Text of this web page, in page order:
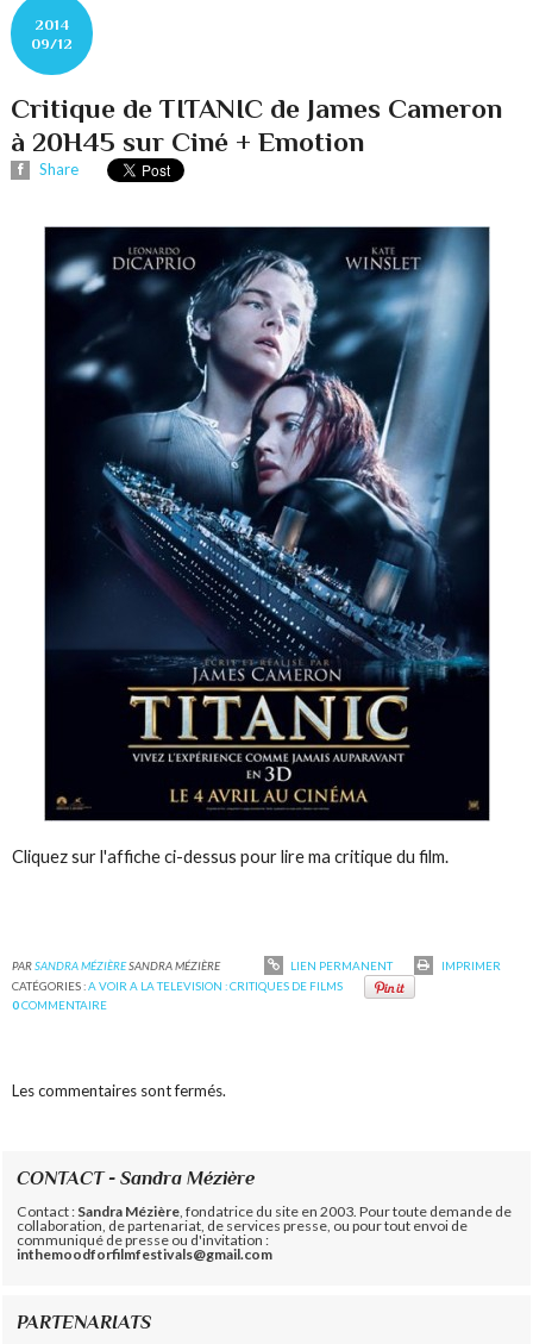
2014
09/12
Critique de TITANIC de James Cameron
à 20H45 sur Ciné + Emotion
Share
Cliquez sur l'affiche ci-dessus pour lire ma critique du film.
PARSANDRA MÉZIÈRESANDRA MÉZIÈRE LIEN PERMANENT
IMPRIMER
CATÉGORIES :A VOIR A LA TELEVISION : CRITIQUES DE FILMS
0COMMENTAIRE
Les commentaires sont fermés.
CONTACT - Sandra Mézière
Contact : Sandra Mézière , fondatrice du site en 2003. Pour toute demande de
collaboration, de partenariat, de services presse, ou pour tout envoi de
communiqué de presse ou d'invitation :
inthemoodforfilmfestivals@gmail.com
PARTENARIATS